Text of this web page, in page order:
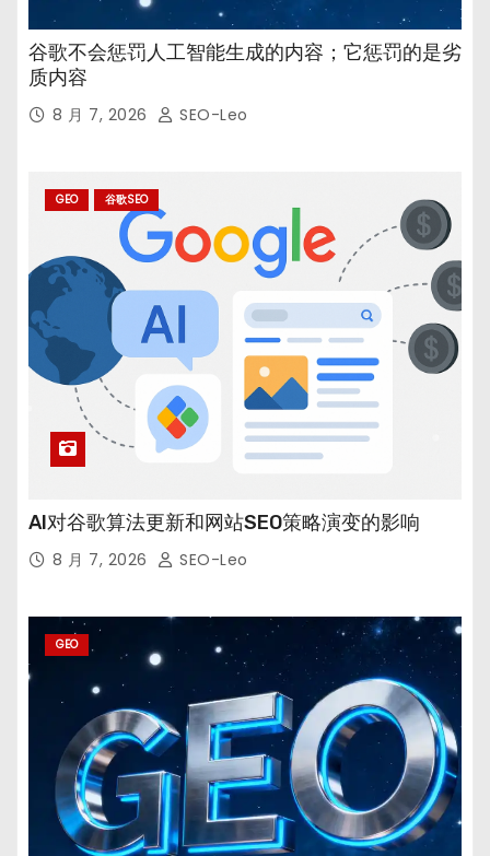
谷歌不会惩罚人工智能生成的内容；它惩罚的是劣
质内容
8 月 7, 2026 SEO-Leo
GEO 谷歌SEO
AI对谷歌算法更新和网站SEO策略演变的影响
8 月 7, 2026 SEO-Leo
GEO